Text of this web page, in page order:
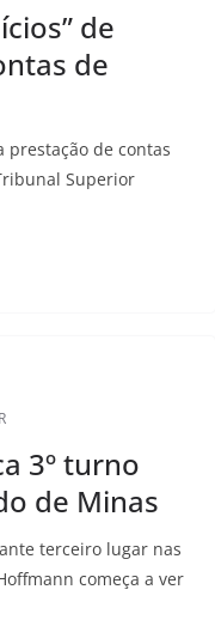
de
de
de contas
Superior
3º turno
de Minas
terceiro lugar nas
começa a ver